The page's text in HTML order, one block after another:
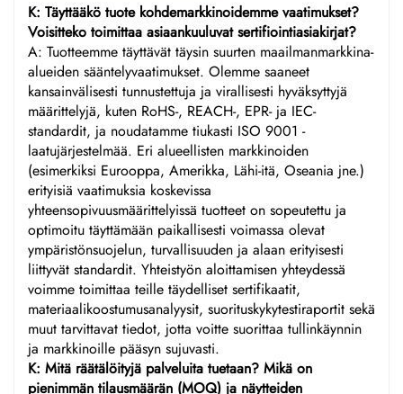
K: Täyttääkö tuote kohdemarkkinoidemme vaatimukset?
Voisitteko toimittaa asiaankuuluvat sertifiointiasiakirjat?
A: Tuotteemme täyttävät täysin suurten maailmanmarkkina-
alueiden sääntelyvaatimukset. Olemme saaneet
kansainvälisesti tunnustettuja ja virallisesti hyväksyttyjä
määrittelyjä, kuten RoHS-, REACH-, EPR- ja IEC-
standardit, ja noudatamme tiukasti ISO 9001 -
laatujärjestelmää. Eri alueellisten markkinoiden
(esimerkiksi Eurooppa, Amerikka, Lähi-itä, Oseania jne.)
erityisiä vaatimuksia koskevissa
yhteensopivuusmäärittelyissä tuotteet on sopeutettu ja
optimoitu täyttämään paikallisesti voimassa olevat
ympäristönsuojelun, turvallisuuden ja alaan erityisesti
liittyvät standardit. Yhteistyön aloittamisen yhteydessä
voimme toimittaa teille täydelliset sertifikaatit,
materiaalikoostumusanalyysit, suorituskykytestiraportit sekä
muut tarvittavat tiedot, jotta voitte suorittaa tullinkäynnin
ja markkinoille pääsyn sujuvasti.
K: Mitä räätälöityjä palveluita tuetaan? Mikä on
pienimmän tilausmäärän (MOQ) ja näytteiden